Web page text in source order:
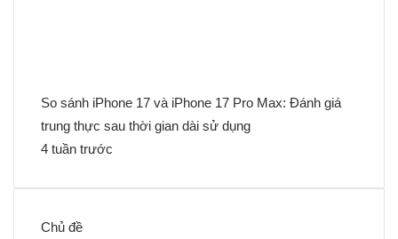
So sánh iPhone 17 và iPhone 17 Pro Max: Đánh giá
trung thực sau thời gian dài sử dụng
4 tuần trước
Chủ đề